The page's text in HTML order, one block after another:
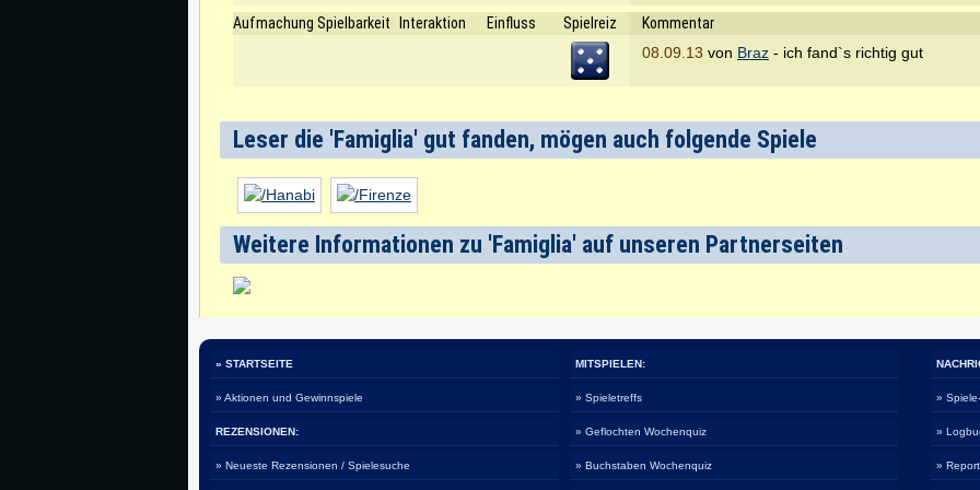
Aufmachung Spielbarkeit Interaktion Einfluss Spielreiz
Kommentar
08.09.13 von Braz - ich fand`s richtig gut
Leser die 'Famiglia' gut fanden, mögen auch folgende Spiele
Weitere Informationen zu 'Famiglia' auf unseren Partnerseiten
» STARTSEITE
» Aktionen und Gewinnspiele
REZENSIONEN:
» Neueste Rezensionen / Spielesuche
MITSPIELEN:
» Spieletreffs
» Geflochten Wochenquiz
» Buchstaben Wochenquiz
»
»
»